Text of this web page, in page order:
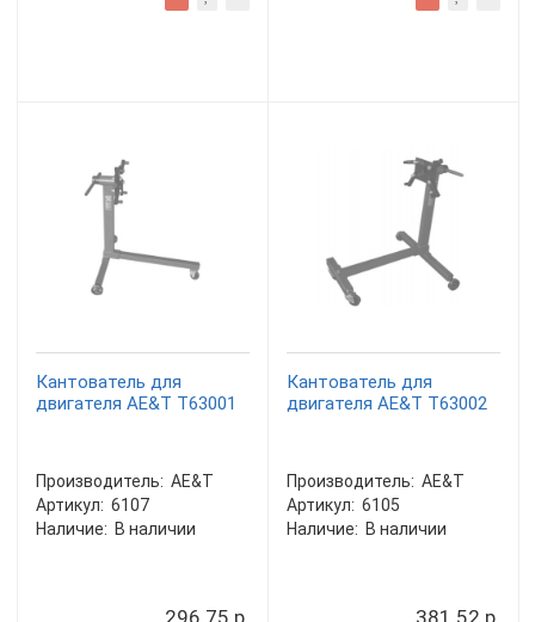
Кантователь для
двигателя AE&T T63001
Производитель: AE&T
Артикул: 6107
Наличие: В наличии
296.75 р.
Кантователь для
двигателя AE&T T63002
Производитель: AE&T
Артикул: 6105
Наличие: В наличии
381.52 р.